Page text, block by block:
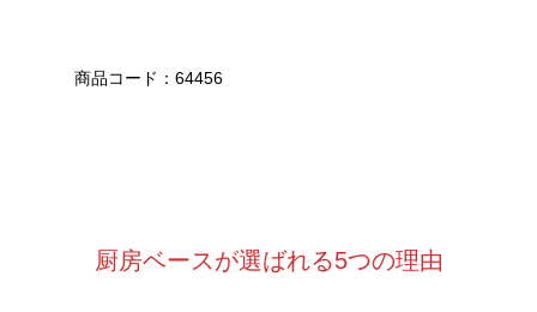
商品コード：64456
厨房ベースが選ばれる5つの理由